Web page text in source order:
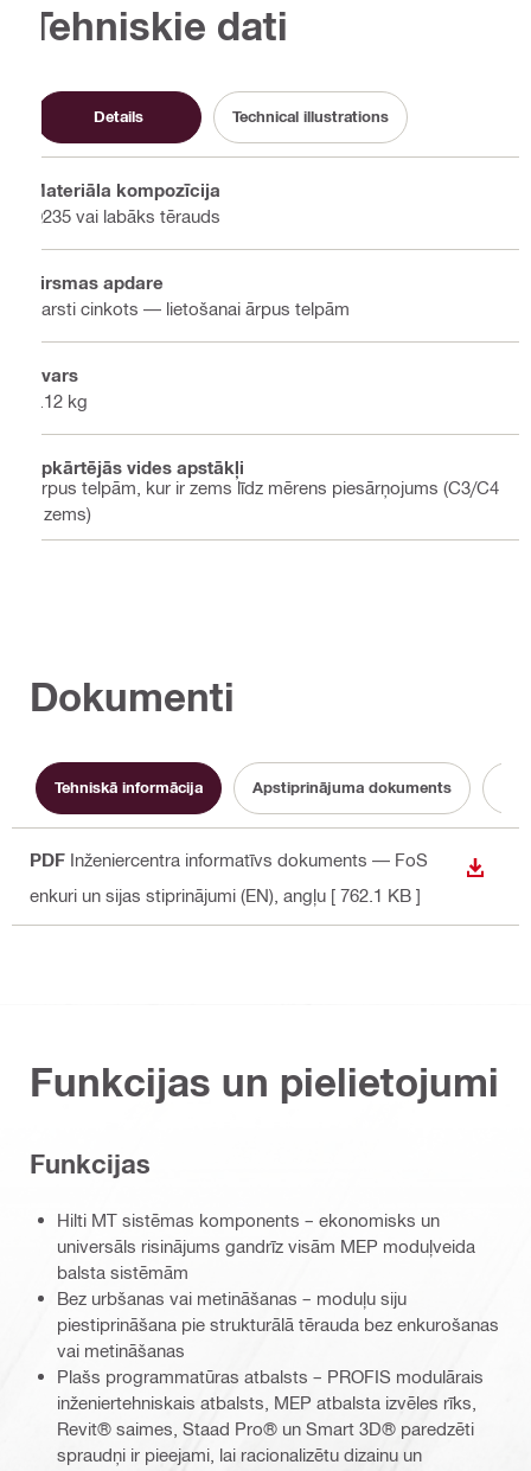
Tehniskie dati
Details Technical illustrations
Materiāla kompozīcija
Q235 vai labāks tērauds
Virsmas apdare
Karsti cinkots — lietošanai ārpus telpām
Svars
2.12 kg
Apkārtējās vides apstākļi
Ārpus telpām, kur ir zems līdz mērens piesārņojums (C3/C4
– zems)
Dokumenti
Tehniskā informācija Apstiprinājuma dokuments
PDF Inženiercentra informatīvs dokuments — FoS
enkuri un sijas stiprinājumi (EN) , angļu [ 762.1 KB ]
Funkcijas un pielietojumi
Funkcijas
Hilti MT sistēmas komponents – ekonomisks un
universāls risinājums gandrīz visām MEP moduļveida
balsta sistēmām
Bez urbšanas vai metināšanas – moduļu siju
piestiprināšana pie strukturālā tērauda bez enkurošanas
vai metināšanas
Plašs programmatūras atbalsts – PROFIS modulārais
inženiertehniskais atbalsts, MEP atbalsta izvēles rīks,
Revit® saimes, Staad Pro® un Smart 3D® paredzēti
spraudņi ir pieejami, lai racionalizētu dizainu un